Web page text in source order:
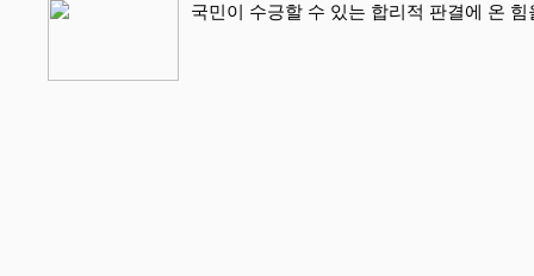
국민이 수긍할 수 있는 합리적 판결에 온 힘